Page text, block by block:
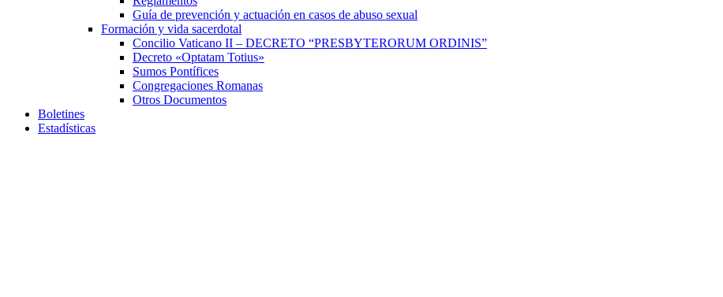
Guía de prevención y actuación en casos de abuso sexual
Formación y vida sacerdotal
Concilio Vaticano II – DECRETO “PRESBYTERORUM ORDINIS”
Decreto «Optatam Totius»
Sumos Pontífices
Congregaciones Romanas
Otros Documentos
Boletines
Estadísticas